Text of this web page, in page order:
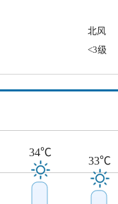
北风
<3级
34℃
33℃